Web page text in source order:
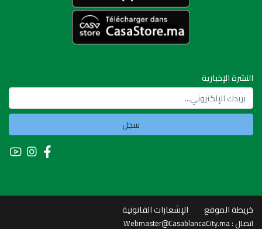
النشرة الإخبارية
سجل
خريطة الموقع الإشعارات القانونية
اتصال :Webmaster@CasablancaCity.ma